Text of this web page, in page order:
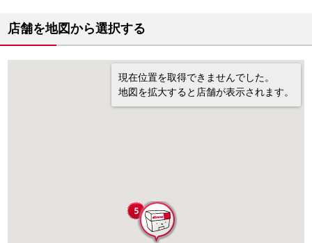
店舗を地図から選択する
現在位置を取得できませんでした。
地図を拡大すると店舗が表示されます。